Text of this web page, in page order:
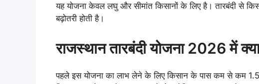
यह योजना केवल लघु और सीमांत किसानों के लिए है। तारबंदी से
बढ़ोतरी होती है।
राजस्थान तारबंदी योजना 2026 में
पहले इस योजना का लाभ लेने के लिए किसान के पास कम से कम